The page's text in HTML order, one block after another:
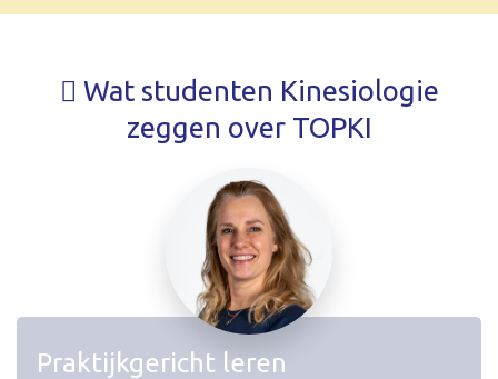
Wat studenten Kinesiologie
zeggen over TOPKI
Praktijkgericht leren